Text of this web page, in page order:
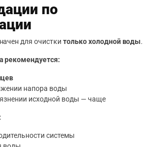
по
для очистки только холодной воды.
рекомендуется:
напора воды
исходной воды — чаще
системы